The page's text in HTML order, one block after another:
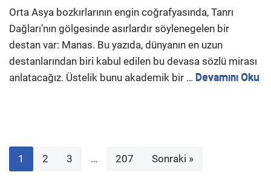
Orta Asya bozkırlarının engin coğrafyasında, Tanrı
Dağları’nın gölgesinde asırlardır söylenegelen bir
destan var: Manas. Bu yazıda, dünyanın en uzun
destanlarından biri kabul edilen bu devasa sözlü mirası
anlatacağız. Üstelik bunu akademik bir … Devamını Oku
1 2 3 … 207 Sonraki »